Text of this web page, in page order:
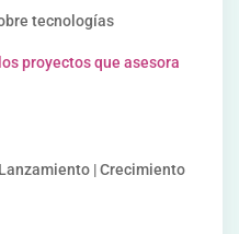
tecnologías
proyectos que asesora
| Crecimiento